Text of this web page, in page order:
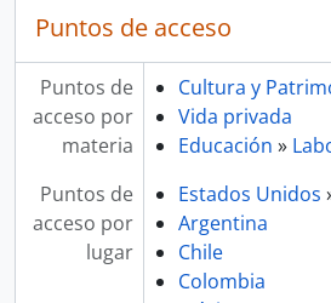
Puntos de acceso
Puntos de
acceso por
materia
Cultura y
Vida privada
Educación »
Puntos de
acceso por
lugar
Estados Unidos
Argentina
Chile
Colombia